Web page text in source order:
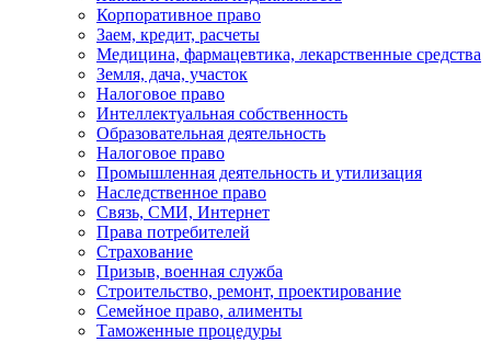
Корпоративное право
Заем, кредит, расчеты
Медицина, фармацевтика, лекарственные средства
Земля, дача, участок
Налоговое право
Интеллектуальная собственность
Образовательная деятельность
Налоговое право
Промышленная деятельность и утилизация
Наследственное право
Связь, СМИ, Интернет
Права потребителей
Страхование
Призыв, военная служба
Строительство, ремонт, проектирование
Семейное право, алименты
Таможенные процедуры